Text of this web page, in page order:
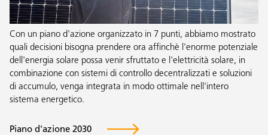
Con un piano d'azione organizzato in 7 punti, abbiamo mostrato
quali decisioni bisogna prendere ora affinchè l'enorme potenziale
dell'energia solare possa venir sfruttato e l'elettricità solare, in
combinazione con sistemi di controllo decentralizzati e soluzioni
di accumulo, venga integrata in modo ottimale nell'intero
sistema energetico.
Piano d'azione 2030